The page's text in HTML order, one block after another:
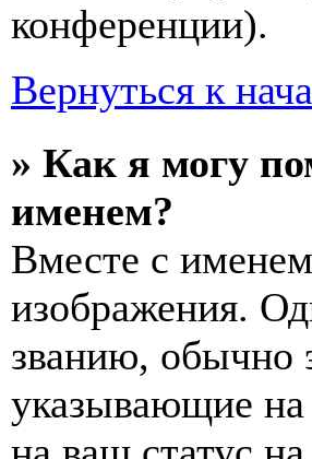
конференции).
Вернуться к
» Как я могу
именем?
Вместе с именем
изображения.
званию, обычно
указывающие на